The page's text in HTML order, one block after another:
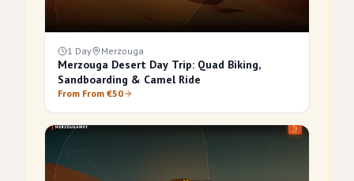
1 Day Merzouga
Merzouga Desert Day Trip: Quad Biking,
Sandboarding & Camel Ride
From From €50